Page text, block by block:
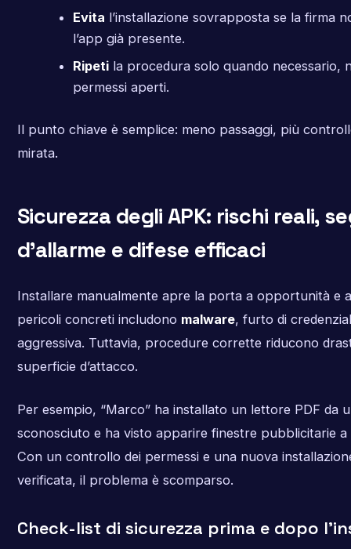
Evita l’installazione sovrapposta se la firma
l’app già presente.
Ripetila procedura solo quando necessario,
permessi aperti.
Il punto chiave è semplice: meno passaggi, più
mirata.
Sicurezza degli APK: rischi reali,
d’allarme e difese efficaci
Installare manualmente apre la porta a opportunità e
pericoli concreti includono malware, furto di
aggressiva. Tuttavia, procedure corrette riducono
superficie d’attacco.
Per esempio, “Marco” ha installato un lettore PDF da
sconosciuto e ha visto apparire finestre pubblicitarie a
Con un controllo dei permessi e una nuova
verificata, il problema è scomparso.
Check-list di sicurezza prima e dopo